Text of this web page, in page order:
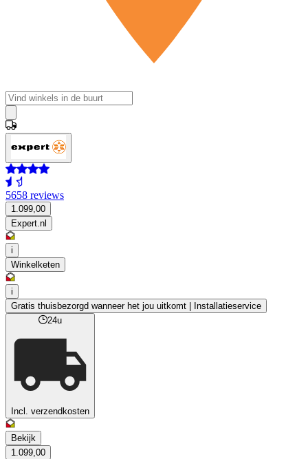
5658 reviews
1.099,00
Expert.nl
i
Winkelketen
i
Gratis thuisbezorgd wanneer het jou uitkomt | Installatieservice
24u
Incl. verzendkosten
Bekijk
1.099,00